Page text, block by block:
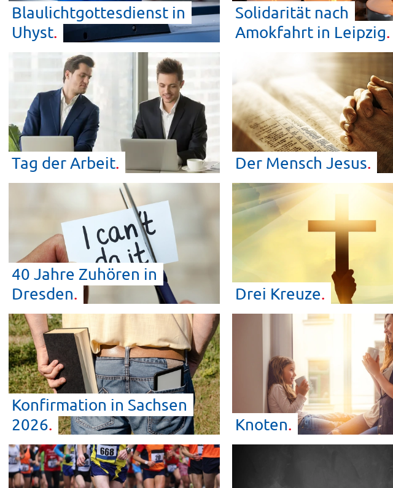
Blaulichtgottesdienst in
Uhyst
Solidarität nach
Amokfahrt in Leipzig
Tag derArbeit Der Mensch Jesus
40 Jahre Zuhören in
Dresden
Drei Kreuze
Konfirmation in Sachsen
2026
Knoten